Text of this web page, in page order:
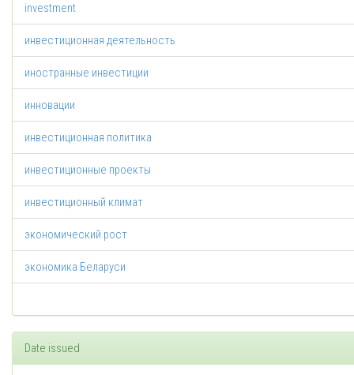
investment
инвестиционная деятельность
иностранные инвестиции
инновации
инвестиционная политика
инвестиционные проекты
инвестиционный климат
экономический рост
экономика Беларуси
Date issued